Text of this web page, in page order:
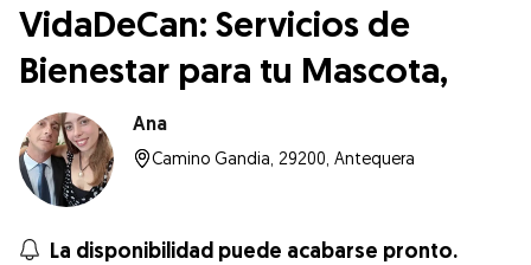
VidaDeCan: Servicios de
Bienestar para tu Mascota,
Ana
Camino Gandia, 29200, Antequera
La disponibilidad puede acabarse pronto.